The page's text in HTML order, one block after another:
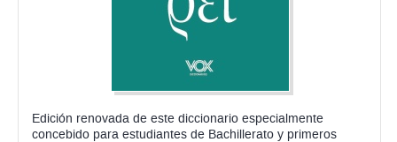
Edición renovada de este diccionario especialmente
concebido para estudiantes de Bachillerato y primeros